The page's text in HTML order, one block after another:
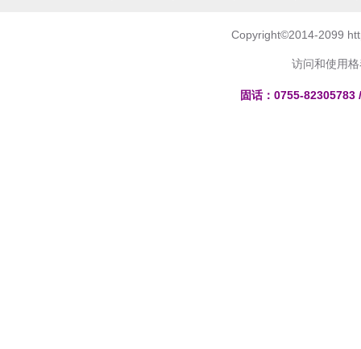
Copyright©2014-2099
访问和使用
固话：0755-